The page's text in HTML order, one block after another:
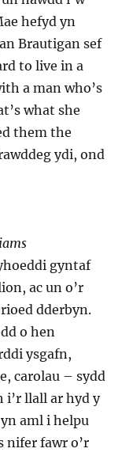
hefyd yn
Brautigan sef
to live in a
a man who’s
what she
them the
ydi, ond
gyntaf
ac un o’r
dderbyn.
o hen
ysgafn,
carolau – sydd
i’r llall ar hyd y
aml i helpu
nifer fawr o’r